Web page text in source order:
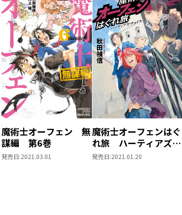
魔術士オーフェン 無
謀編 第6巻
発売日:2021.03.01
魔術士オーフェンはぐ
れ旅 ハーティアズ・
チョイス
発売日:2021.01.20